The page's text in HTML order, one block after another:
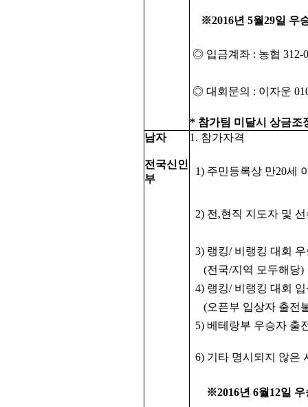
※2016년 5월29일 우
◎ 입금계좌 : 농협 312-
◎ 대회문의 : 이자운
* 참가팀 미달시 상금조
남자
1. 참가자격
전국신인
부
1) 주민등록상 만20
2) 전,현직 지도자 및
3) 랭킹/ 비랭킹 대회
(전국/지역 모두해당)
4) 랭킹/ 비랭킹 대회
(오픈부 입상자 출전
5) 베테랑부 우승자 출
6) 기타 명시되지 않은
※2016년 6월12일